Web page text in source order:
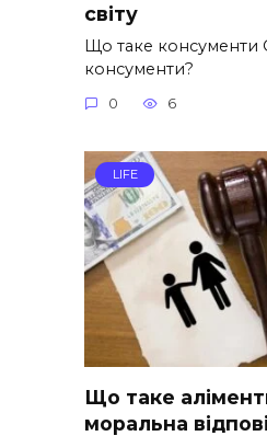
світу
Що таке консументи
консументи?
0 6
LIFE
Що таке
моральна